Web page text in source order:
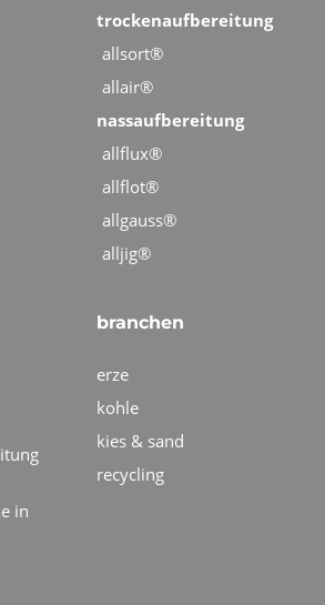
trockenaufbereitung
allsort®
allair®
nassaufbereitung
allflux®
allflot®
allgauss®
alljig®
in
branchen
erze
kohle
kies & sand
recycling